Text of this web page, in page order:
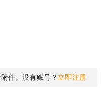
件。没有账号？ 立即注册